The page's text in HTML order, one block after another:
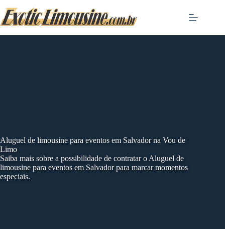
to
content
Aluguel de limousine para eventos em Salvador na Vou de
Limo
Saiba mais sobre a possibilidade de contratar o Aluguel de
limousine para eventos em Salvador para marcar momentos
especiais.